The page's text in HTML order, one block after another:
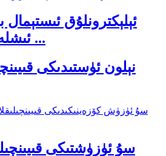
ئىشلەپچىقارغۇچى ...
نېلون ئۈستىدىكى
سۇ ئۈزۈشتىكى